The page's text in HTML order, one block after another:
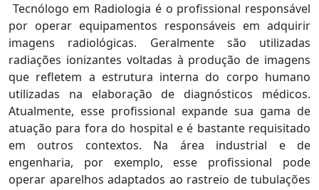
Tecnólogo em Radiologia é o profissional responsável
por operar equipamentos responsáveis em adquirir
imagens radiológicas. Geralmente são utilizadas
radiações ionizantes voltadas à produção de imagens
que refletem a estrutura interna do corpo humano
utilizadas na elaboração de diagnósticos médicos.
Atualmente, esse profissional expande sua gama de
atuação para fora do hospital e é bastante requisitado
em outros contextos. Na área industrial e de
engenharia, por exemplo, esse profissional pode
operar aparelhos adaptados ao rastreio de tubulações